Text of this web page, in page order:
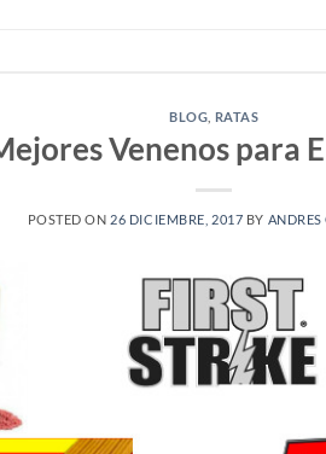
BLOG RATAS
Venenos para
POSTED ON 26 DICIEMBRE, 2017 BY